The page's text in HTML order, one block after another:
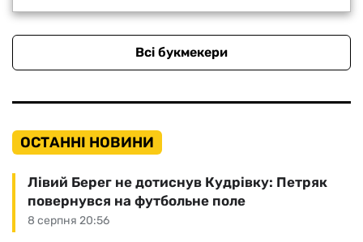
Всі букмекери
ОСТАННІ НОВИНИ
8 серпня 20:56
Лівий Берег не дотиснув Кудрівку: Петряк
повернувся на футбольне поле